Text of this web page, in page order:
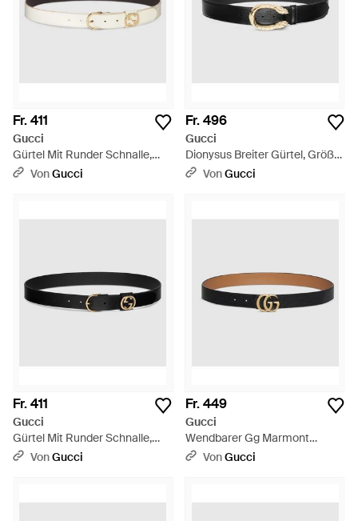
Fr. 411
Gucci
Gürtel Mit Runder Schnalle,
Größe 100 - Weiß
VonGucci
Fr. 496
Gucci
Dionysus Breiter Gürtel, Größe
100 - Schwarz
VonGucci
Fr. 411
Gucci
Gürtel Mit Runder Schnalle,
Größe 100 - Schwarz
VonGucci
Fr. 449
Gucci
Wendbarer Gg Marmont
Gürtel, Größe 100 - Braun
VonGucci